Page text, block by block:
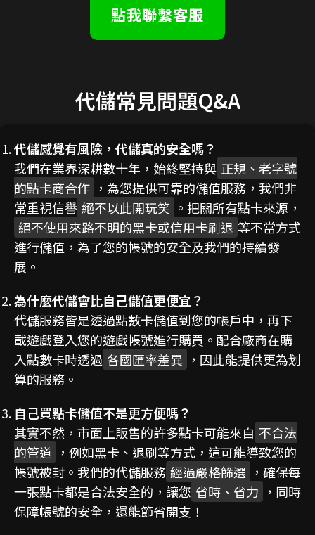
點我聯繫客服
代儲常見問題Q&A
代儲感覺有風險，代儲真的安全嗎？
我們在業界深耕數十年，始終堅持與 正規、老字號
的點卡商合作 ，為您提供可靠的儲值服務，我們非
常重視信譽 絕不以此開玩笑 。把關所有點卡來源，
絕不使用來路不明的黑卡或信用卡刷退 等不當方式
進行儲值，為了您的帳號的安全及我們的持續發
展。
為什麼代儲會比自己儲值更便宜？
代儲服務皆是透過點數卡儲值到您的帳戶中，再下
載遊戲登入您的遊戲帳號進行購買。配合廠商在購
入點數卡時透過 各國匯率差異 ，因此能提供更為划
算的服務。
自己買點卡儲值不是更方便嗎？
其實不然，市面上販售的許多點卡可能來自 不合法
的管道 ，例如黑卡、退刷等方式，這可能導致您的
帳號被封。我們的代儲服務 經過嚴格篩選 ，確保每
一張點卡都是合法安全的，讓您 省時、省力 ，同時
保障帳號的安全，還能節省開支！